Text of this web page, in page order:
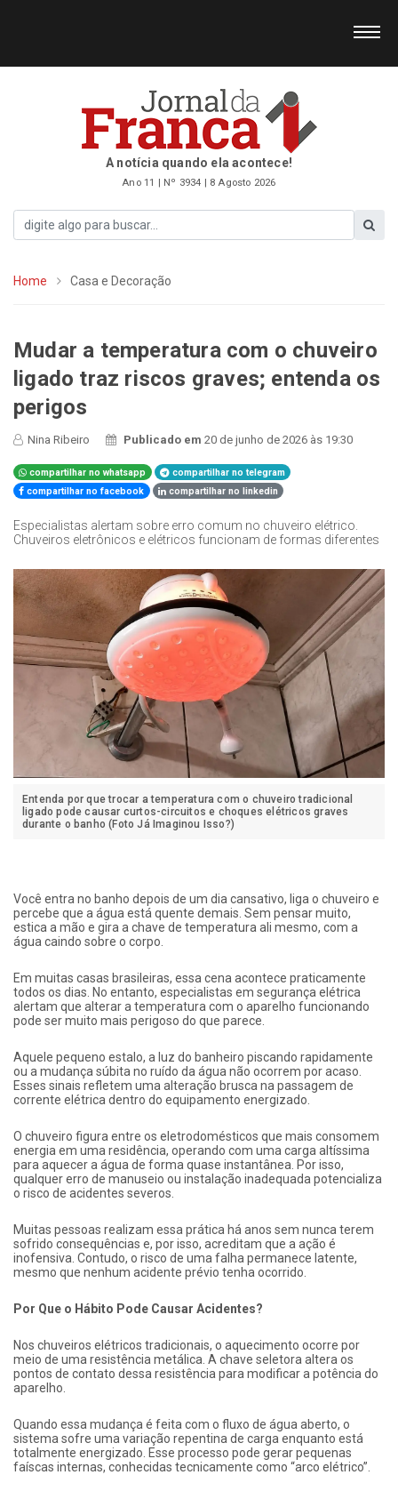
A notícia quando ela acontece!
Ano 11 | Nº 3934 | 8 Agosto 2026
Home Casa e Decoração
Mudar a temperatura com o chuveiro
ligado traz riscos graves; entenda os
perigos
Nina Ribeiro Publicado em20 de junho de 2026 às 19:30
compartilhar no whatsapp
compartilhar no telegram
compartilhar no facebook
compartilhar no linkedin
Especialistas alertam sobre erro comum no chuveiro elétrico.
Chuveiros eletrônicos e elétricos funcionam de formas diferentes
Entenda por que trocar a temperatura com o chuveiro tradicional
ligado pode causar curtos-circuitos e choques elétricos graves
durante o banho (Foto Já Imaginou Isso?)
Você entra no banho depois de um dia cansativo, liga o chuveiro e
percebe que a água está quente demais. Sem pensar muito,
estica a mão e gira a chave de temperatura ali mesmo, com a
água caindo sobre o corpo.
Em muitas casas brasileiras, essa cena acontece praticamente
todos os dias. No entanto, especialistas em segurança elétrica
alertam que alterar a temperatura com o aparelho funcionando
pode ser muito mais perigoso do que parece.
Aquele pequeno estalo, a luz do banheiro piscando rapidamente
ou a mudança súbita no ruído da água não ocorrem por acaso.
Esses sinais refletem uma alteração brusca na passagem de
corrente elétrica dentro do equipamento energizado.
O chuveiro figura entre os eletrodomésticos que mais consomem
energia em uma residência, operando com uma carga altíssima
para aquecer a água de forma quase instantânea. Por isso,
qualquer erro de manuseio ou instalação inadequada potencializa
o risco de acidentes severos.
Muitas pessoas realizam essa prática há anos sem nunca terem
sofrido consequências e, por isso, acreditam que a ação é
inofensiva. Contudo, o risco de uma falha permanece latente,
mesmo que nenhum acidente prévio tenha ocorrido.
Por Que o Hábito Pode Causar Acidentes?
Nos chuveiros elétricos tradicionais, o aquecimento ocorre por
meio de uma resistência metálica. A chave seletora altera os
pontos de contato dessa resistência para modificar a potência do
aparelho.
Quando essa mudança é feita com o fluxo de água aberto, o
sistema sofre uma variação repentina de carga enquanto está
totalmente energizado. Esse processo pode gerar pequenas
faíscas internas, conhecidas tecnicamente como “arco elétrico”.